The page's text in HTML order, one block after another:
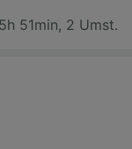
51min, 2 Umst.